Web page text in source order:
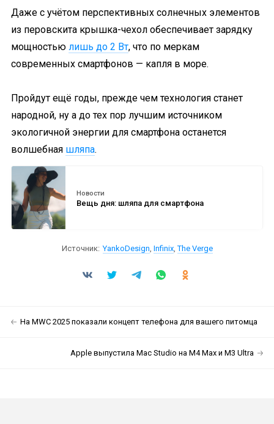
Даже с учётом перспективных солнечных элементов
из перовскита крышка-чехол обеспечивает зарядку
мощностью лишь до 2 Вт, что по меркам
современных смартфонов — капля в море.
Пройдут ещё годы, прежде чем технология станет
народной, ну а до тех пор лучшим источником
экологичной энергии для смартфона останется
волшебная шляпа.
Новости
Вещь дня: шляпа для смартфона
Источник: YankoDesign, Infinix,The Verge
На MWC 2025 показали концепт телефона для вашего питомца
Apple выпустила Mac Studio на M4 Max и M3 Ultra